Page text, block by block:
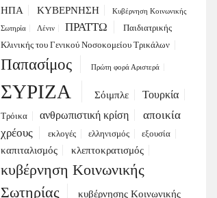
ΗΠΑ ΚΥΒΕΡΝΗΣΗ Κυβέρνηση Κοινωνικής
Σωτηρία Λένιν ΠΡΑΤΤΩ
Παιδιατρικής
Κλινικής του Γενικού Νοσοκομείου Τρικάλων
Παπασίμος Πρώτη φορά Αριστερά
ΣΥΡΙΖΑ Σόιμπλε Τουρκία
Τρόικα ανθρωπιστική κρίση
αποικία
χρέους
εκλογές ελληνισμός εξουσία
καπιταλισμός κλεπτοκρατισμός
κυβέρνηση Κοινωνικής
Σωτηρίας
κυβέρνησης Κοινωνικής